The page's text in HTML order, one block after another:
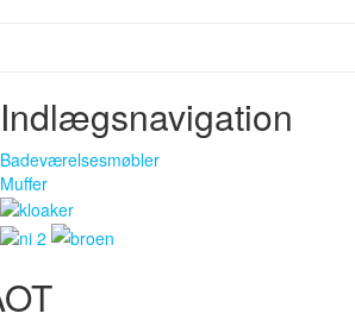
Indlægsnavigation
Badeværelsesmøbler
Muffer